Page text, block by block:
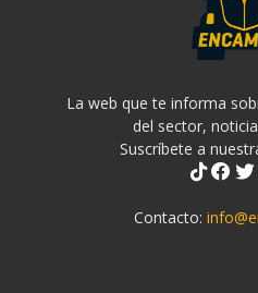
La web que te informa
del sector,
Suscríbete a
Contacto: